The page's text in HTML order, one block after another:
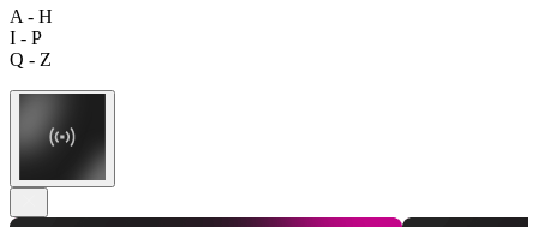
A - H
I - P
Q - Z